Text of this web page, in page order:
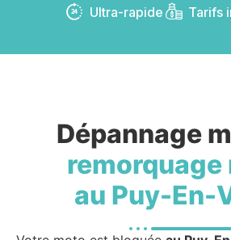
Ultra-rapide Tarifs
Dépannage
remorquage
au Puy-En-